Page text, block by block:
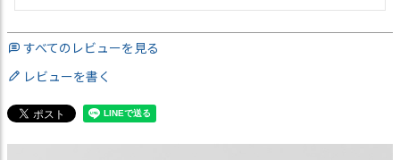
すべてのレビューを見る
レビューを書く